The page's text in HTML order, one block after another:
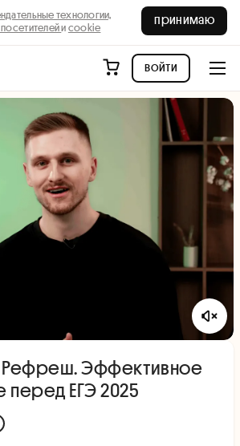
технологии,
и cookie
принимаю
войти
Рефреш. Эффективное
перед ЕГЭ 2025